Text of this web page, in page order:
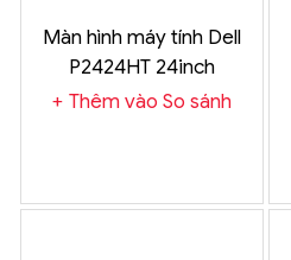
Màn hình máy tính Dell
P2424HT 24inch
TOUCH IPS
Thêm vào So sánh